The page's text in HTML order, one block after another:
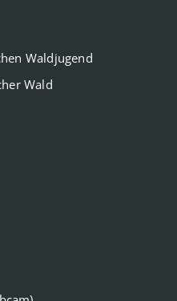
Waldjugend
Wald